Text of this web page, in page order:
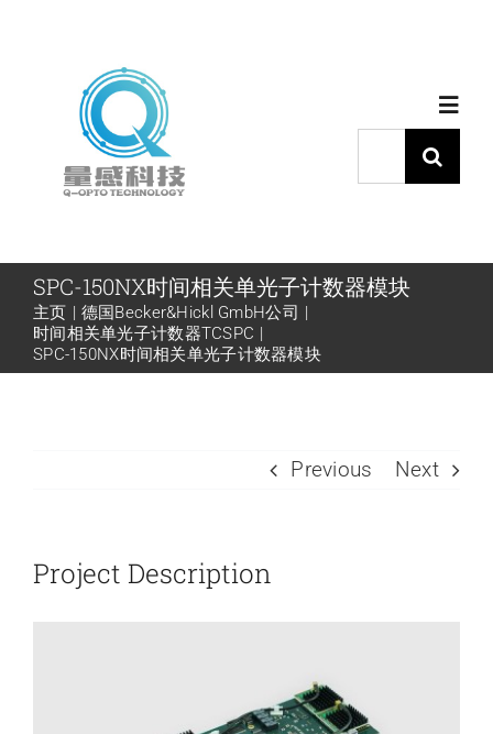
产品中心
代理品牌
新闻和活动
索：
SPC-150NX时间相关单光子计数器模块
主页
德国Becker&Hickl GmbH公司
时间相关单光子计数器TCSPC
SPC-150NX时间相关单光子计数器模块
Previous Next
Project Description